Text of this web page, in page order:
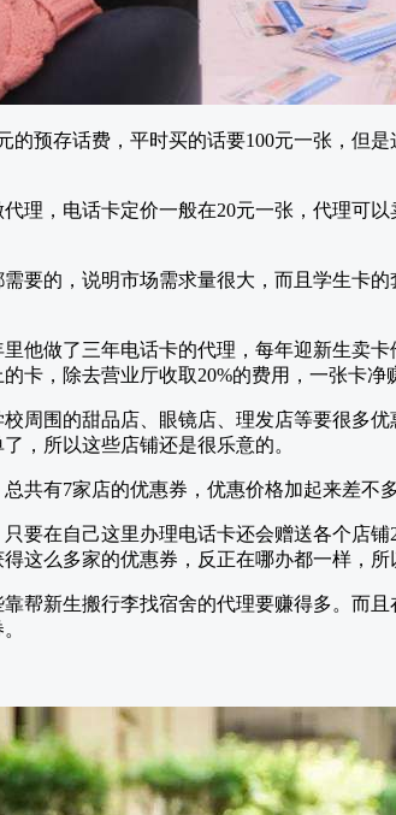
预存话费，平时买的话要100元一张，但
理，电话卡定价一般在20元一张，代理可
要的，说明市场需求量很大，而且学生卡
他做了三年电话卡的代理，每年迎新生卖
卡，除去营业厅收取20%的费用，一张卡净
周围的甜品店、眼镜店、理发店等要很多
，所以这些店铺还是很乐意的。
共有7家店的优惠券，优惠价格加起来差不多
要在自己这里办理电话卡还会赠送各个店铺
这么多家的优惠券，反正在哪办都一样，所
帮新生搬行李找宿舍的代理要赚得多。而